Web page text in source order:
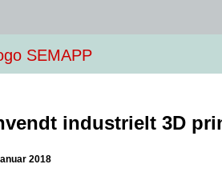
industrielt 3D
2018